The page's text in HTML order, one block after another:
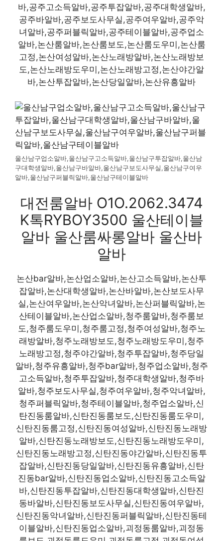
바,공주고소득알바,공주투잡알바,공주대학생알바,
공주바알바,공주보도사무실,공주여우알바,공주악
녀알바,공주퍼블릭알바,공주테이블알바,공주업소
알바,논산룸알바,논산룸보도,논산룸도우미,논산룸
고정,논산여성알바,논산노래방알바,논산노래방보
도,논산노래방도우미,논산노래방고정,논산야간알
바,논산투잡알바,논산당일알바,논산유흥알바
울산남구업소알바,울산남구고소득알바,울산남구투잡알바,울산남
구대학생알바,울산남구바알바,울산남구보도사무실,울산남구여우
알바,울산남구퍼블릭알바,울산남구테이블알바
대전룸알바 O1O.2062.3474
K톡RYBOY3500 울산테이블
알바 울산룸싸롱알바 울산바
알바
논산bar알바,논산업소알바,논산고소득알바,논산투
잡알바,논산대학생알바,논산바알바,논산보도사무
실,논산여우알바,논산악녀알바,논산퍼블릭알바,논
산테이블알바,논산업소알바,청주룸알바,청주룸보
도,청주룸도우미,청주룸고정,청주여성알바,청주노
래방알바,청주노래방보도,청주노래방도우미,청주
노래방고정,청주야간알바,청주투잡알바,청주당일
알바,청주유흥알바,청주bar알바,청주업소알바,청주
고소득알바,청주투잡알바,청주대학생알바,청주바
알바,청주보도사무실,청주여우알바,청주악녀알바,
청주퍼블릭알바,청주테이블알바,청주업소알바,신
탄진동룸알바,신탄진동룸보도,신탄진동룸도우미,
신탄진동룸고정,신탄진동여성알바,신탄진동노래방
알바,신탄진동노래방보도,신탄진동노래방도우미,
신탄진동노래방고정,신탄진동야간알바,신탄진동투
잡알바,신탄진동당일알바,신탄진동유흥알바,신탄
진동bar알바,신탄진동업소알바,신탄진동고소득알
바,신탄진동투잡알바,신탄진동대학생알바,신탄진
동바알바,신탄진동보도사무실,신탄진동여우알바,
신탄진동악녀알바,신탄진동퍼블릭알바,신탄진동테
이블알바,신탄진동업소알바,괴정동룸알바,괴정동